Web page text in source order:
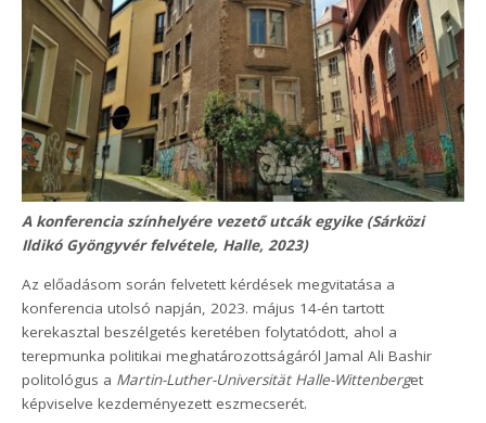
A konferencia színhelyére vezető utcák egyike (Sárközi
Ildikó Gyöngyvér felvétele, Halle, 2023)
Az előadásom során felvetett kérdések megvitatása a
konferencia utolsó napján, 2023. május 14-én tartott
kerekasztal beszélgetés keretében folytatódott, ahol a
terepmunka politikai meghatározottságáról Jamal Ali Bashir
politológus a Martin-Luther-Universität Halle-Wittenberget
képviselve kezdeményezett eszmecserét.